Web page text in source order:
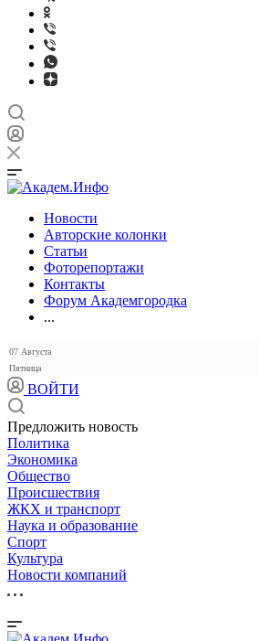
Новости
Авторские колонки
Статьи
Фоторепортажи
Контакты
Форум Академгородка
...
07 Августа
Пятница
ВОЙТИ
Предложить новость
Политика
Экономика
Общество
Происшествия
ЖКХ и транспорт
Наука и образование
Спорт
Культура
Новости компаний